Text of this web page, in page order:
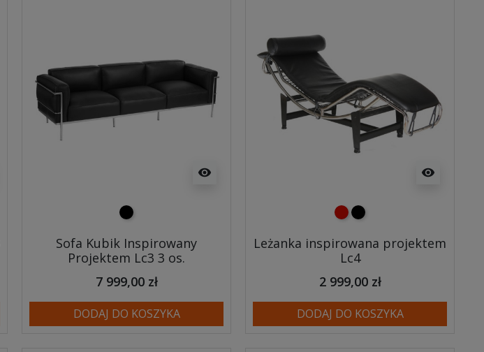
visibility
czarny
Sofa Kubik Inspirowany
Projektem Lc3 3 os.
7 999,00 zł
DODAJ DO KOSZYKA
visibility
czerwony
czarny
Leżanka inspirowana projektem
Lc4
2 999,00 zł
DODAJ DO KOSZYKA